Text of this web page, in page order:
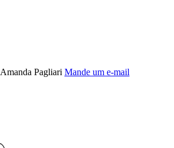
Amanda Pagliari Mande um e-mail